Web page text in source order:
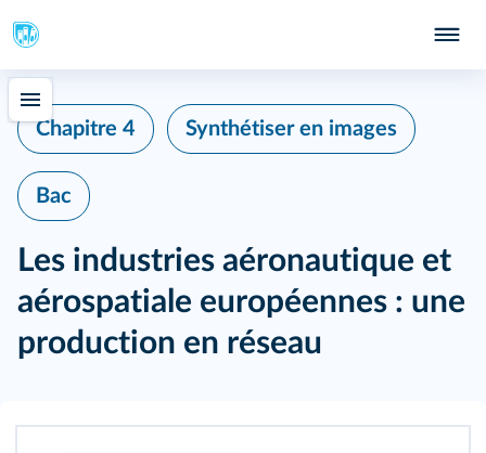
Chapitre 4 Synthétiser en images
Bac
Les industries aéronautique et
aérospatiale européennes : une
production en réseau